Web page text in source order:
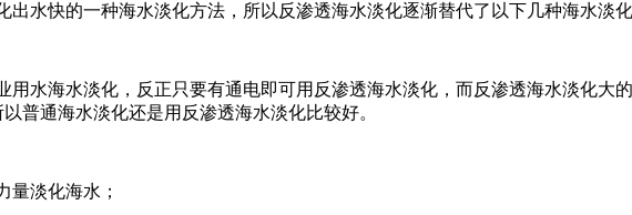
水快的一种海水淡化方法，所以反渗透海水淡化逐渐替代了以下几种海水淡化
水海水淡化，反正只要有通电即可用反渗透海水淡化，而反渗透海水淡化大
普通海水淡化还是用反渗透海水淡化比较好。
量淡化海水；